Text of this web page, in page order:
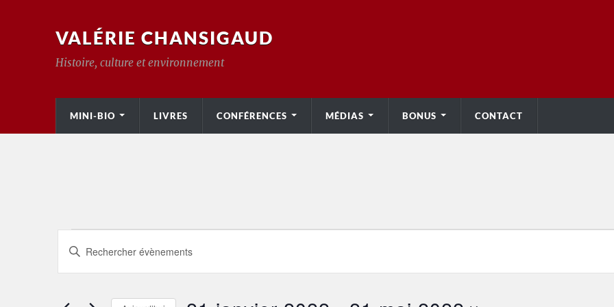
VALÉRIE CHANSIGAUD
Histoire, culture et environnement
MINI-BIO LIVRES CONFÉRENCES MÉDIAS BONUS CONTACT
Recherche
et
navigation
mot-
Rechercher